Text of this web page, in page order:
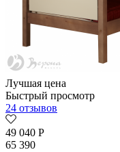
Лучшая цена
Быстрый просмотр
24 отзывов
49 040 Р
65 390